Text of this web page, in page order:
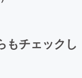
もチェックし